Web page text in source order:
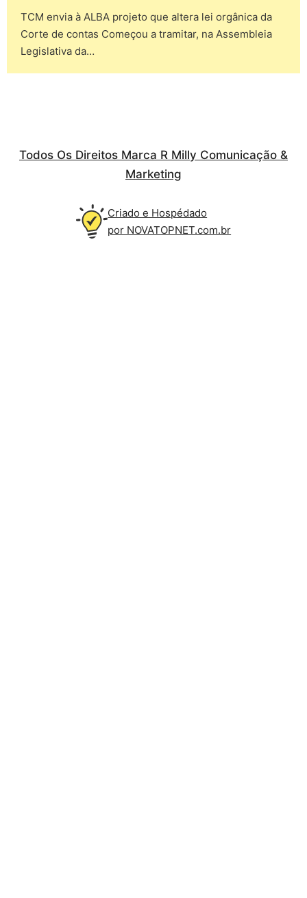
TCM envia à ALBA projeto que altera lei orgânica da
Corte de contas Começou a tramitar, na Assembleia
Legislativa da…
Todos Os Direitos Marca R Milly Comunicação &
Marketing
Criado e Hospédado
por NOVATOPNET.com.br